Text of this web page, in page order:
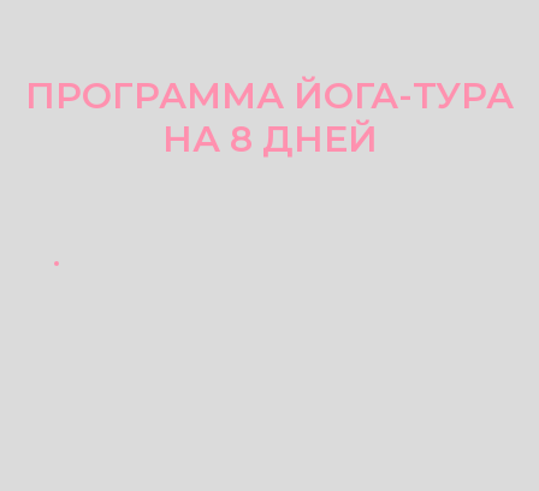
ПРОГРАММА ЙОГА-ТУРА
НА 8 ДНЕЙ